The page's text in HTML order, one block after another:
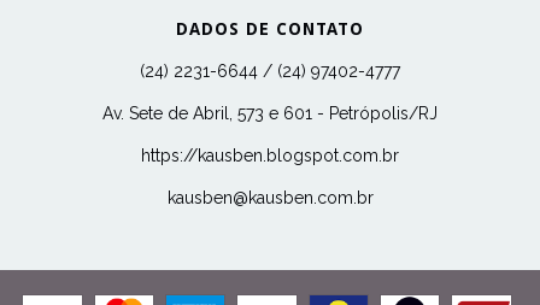
DADOS DE CONTATO
(24) 2231-6644 / (24) 97402-4777
Av. Sete de Abril, 573 e 601 - Petrópolis/RJ
https://kausben.blogspot.com.br
kausben@kausben.com.br